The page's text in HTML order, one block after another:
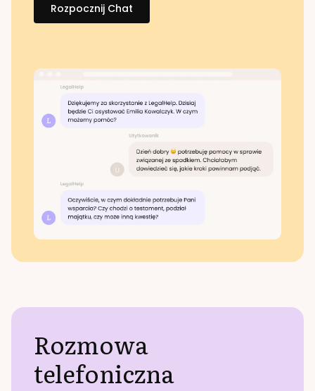
Rozpocznij Chat
Rozmowa
telefoniczna